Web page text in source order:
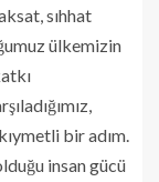
sıhhat
ülkemizin
bir adım.
insan gücü